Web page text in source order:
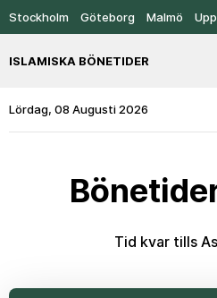
Stockholm Göteborg Malmö
ISLAMISKA BÖNETIDER
Lördag, 08 Augusti 2026
Tid kvar tills